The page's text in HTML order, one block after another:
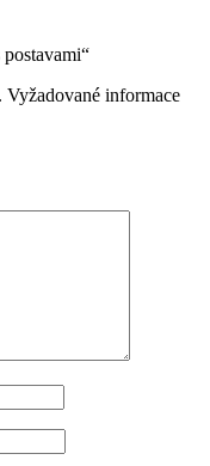
Vyžadované informace